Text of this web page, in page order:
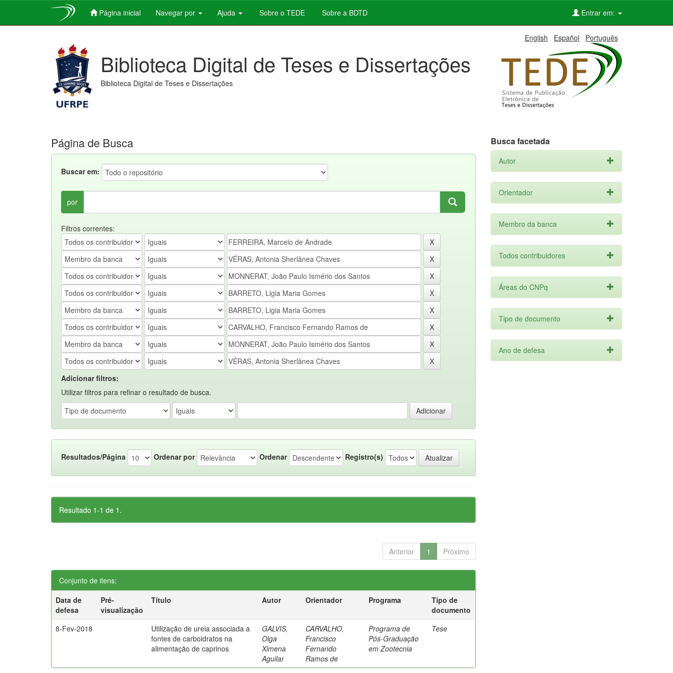
Página inicial Navegar por Ajuda Sobre o TEDE Sobre a BDTD Entrar em:
English Español Português
Biblioteca Digital de Teses e Dissertações
Biblioteca Digital de Teses e Dissertações
Página de Busca
Buscar em:
por
Filtros correntes:
Adicionar filtros:
Utilizar filtros para refinar o resultado de busca.
Resultados/Página Ordenar por Ordenar Registro(s)
Resultado 1-1 de 1.
Anterior 1 Próximo
Conjunto de itens:
Data de
defesa
Pré-
visualização
Título Autor Orientador Programa
Tipo de
documento
8-Fev-2018
Utilização de ureia associada a
fontes de carboidratos na
alimentação de caprinos
GALVIS,
Olga
Ximena
Aguilar
CARVALHO,
Francisco
Fernando
Ramos de
Programa de
Pós-Graduação
em Zootecnia
Tese
Busca facetada
Autor
Orientador
Membro da banca
Todos contribuidores
Áreas do CNPq
Tipo de documento
Ano de defesa